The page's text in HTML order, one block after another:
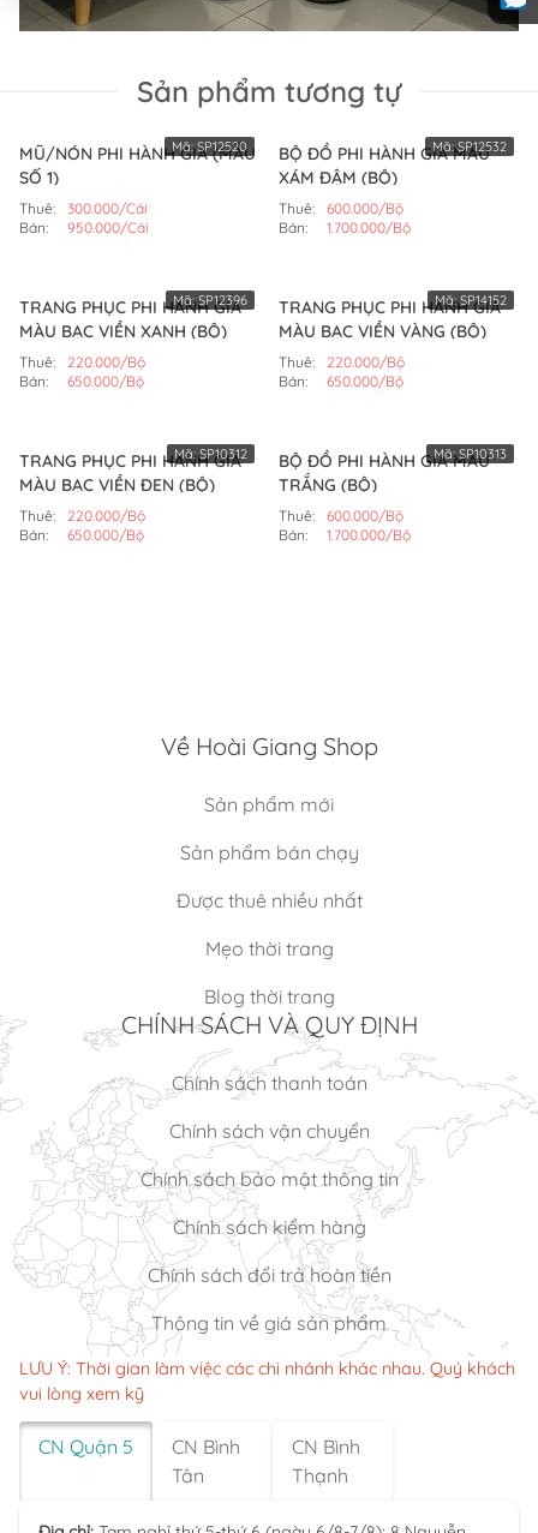
Sản phẩm tương tự
MŨ/NÓN PHI HÀNH GIA (MẪU
SỐ 1)
Thuê:
300.000/Cái
Bán:
950.000/Cái
Mã:SP12520
BỘ ĐỒ PHI HÀNH GIA MÀU
XÁM ĐẬM (BỘ)
Thuê:
600.000/Bộ
Bán:
1.700.000/Bộ
Mã:SP12532
TRANG PHỤC PHI HÀNH GIA
MÀU BẠC VIỀN XANH (BỘ)
Thuê:
220.000/Bộ
Bán:
650.000/Bộ
Mã:SP12396
TRANG PHỤC PHI HÀNH GIA
MÀU BẠC VIỀN VÀNG (BỘ)
Thuê:
220.000/Bộ
Bán:
650.000/Bộ
Mã:SP14152
TRANG PHỤC PHI HÀNH GIA
MÀU BẠC VIỀN ĐEN (BỘ)
Thuê:
220.000/Bộ
Bán:
650.000/Bộ
Mã:SP10312
BỘ ĐỒ PHI HÀNH GIA MÀU
TRẮNG (BỘ)
Thuê:
600.000/Bộ
Bán:
1.700.000/Bộ
Mã:SP10313
Về Hoài Giang Shop
Sản phẩm mới
Sản phẩm bán chạy
Được thuê nhiều nhất
Mẹo thời trang
Blog thời trang
CHÍNH SÁCH VÀ QUY ĐỊNH
Chính sách thanh toán
Chính sách vận chuyển
Chính sách bảo mật thông tin
Chính sách kiểm hàng
Chính sách đổi trả hoàn tiền
Thông tin về giá sản phẩm
LƯU Ý: Thời gian làm việc các chi nhánh khác nhau. Quý khách
vui lòng xem kỹ
CN Quận 5
CN Bình
Tân
CN Bình
Thạnh